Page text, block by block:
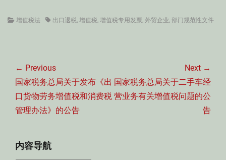
Categories
增值税法 Tags出口退税, 增值税, 增值税专用发票, 外贸企业, 部门规范性文件
章
导
航
← Previous
Previous
post:
国家税务总局关于发布《出
口货物劳务增值税和消费税
管理办法》的公告
Next →
Next
post:
国家税务总局关于二手车经
营业务有关增值税问题的公
告
内容导航